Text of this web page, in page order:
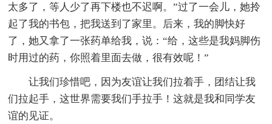
太多了，等人少了再下楼也不迟啊。”过了一会儿，她拎
起了我的书包，把我送到了家里。后来，我的脚快好
了，她又拿了一张药单给我，说：“给，这些是我妈脚伤
时用过的药，你照着里面去做，很有效呢！”
让我们珍惜吧，因为友谊让我们拉着手，团结让我
们拉起手，这世界需要我们手拉手！这就是我和同学友
谊的见证。